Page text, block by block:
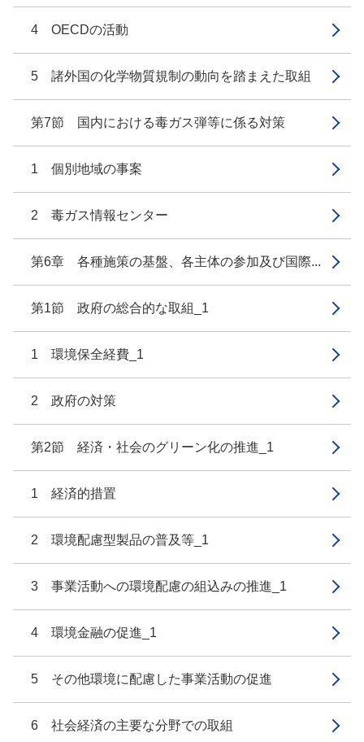
4 OECDの活動
5 諸外国の化学物質規制の動向を踏まえた取組
第7節 国内における毒ガス弾等に係る対策
1 個別地域の事案
2 毒ガス情報センター
第6章 各種施策の基盤、各主体の参加及び国際...
第1節 政府の総合的な取組_1
1 環境保全経費_1
2 政府の対策
第2節 経済・社会のグリーン化の推進_1
1 経済的措置
2 環境配慮型製品の普及等_1
3 事業活動への環境配慮の組込みの推進_1
4 環境金融の促進_1
5 その他環境に配慮した事業活動の促進
6 社会経済の主要な分野での取組